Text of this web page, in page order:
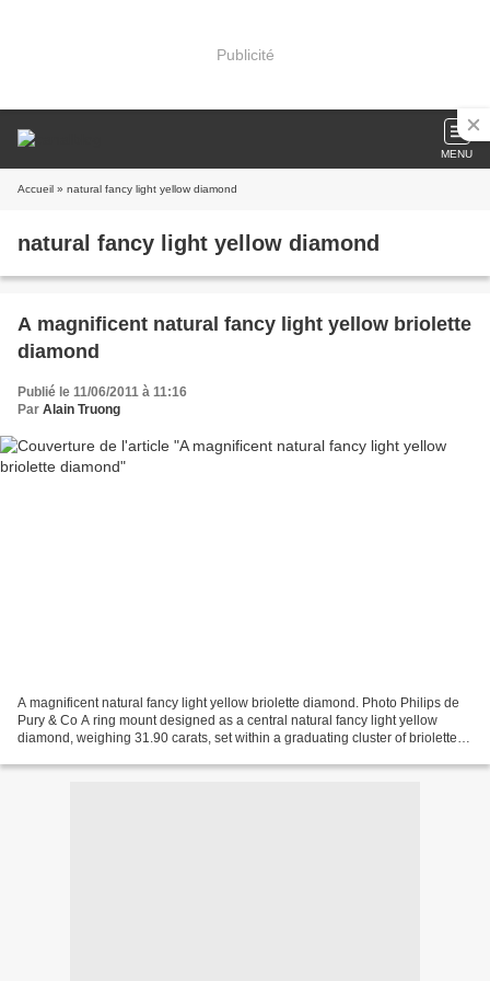
Publicité
MENU
Accueil » natural fancy light yellow diamond
natural fancy light yellow diamond
A magnificent natural fancy light yellow briolette
diamond
Publié le 11/06/2011 à 11:16
Par Alain Truong
A magnificent natural fancy light yellow briolette diamond. Photo Philips de
Pury & Co A ring mount designed as a central natural fancy light yellow
diamond, weighing 31.90 carats, set within a graduating cluster of briolette-